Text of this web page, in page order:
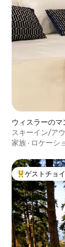
ウィスラーのマ
スキーイン/ア
家族 · ロケーシ
大好評のゲス
ゲストチョ